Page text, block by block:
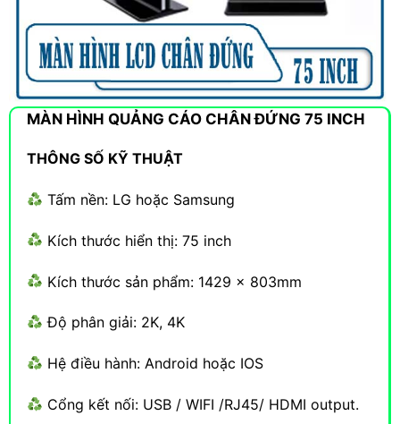
MÀN HÌNH QUẢNG CÁO CHÂN ĐỨNG 75 INCH
THÔNG SỐ KỸ THUẬT
Tấm nền: LG hoặc Samsung
Kích thước hiển thị: 75 inch
Kích thước sản phẩm: 1429 x 803mm
Độ phân giải: 2K, 4K
Hệ điều hành: Android hoặc IOS
Cổng kết nối: USB / WIFI /RJ45/ HDMI output.